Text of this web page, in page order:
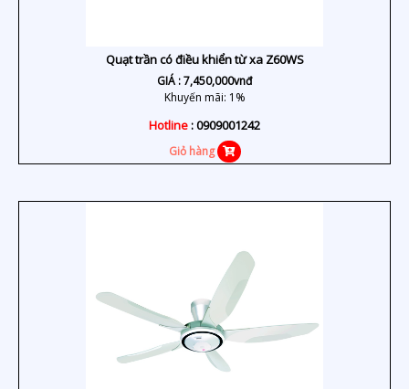
Quạt trần có điều khiển từ xa Z60WS
GIÁ :7,450,000vnđ
Khuyến mãi: 1%
Hotline: 0909001242
Giỏ hàng